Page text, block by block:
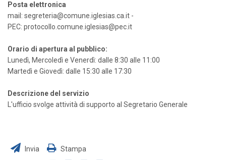
Posta elettronica
mail: segreteria@comune.iglesias.ca.it -
PEC: protocollo.comune.iglesias@pec.it
Orario di apertura al pubblico:
Lunedì, Mercoledì e Venerdì: dalle 8:30 alle 11:00
Martedì e Giovedì: dalle 15:30 alle 17:30
Descrizione del servizio
L'ufficio svolge attività di supporto al Segretario Generale
Invia Stampa